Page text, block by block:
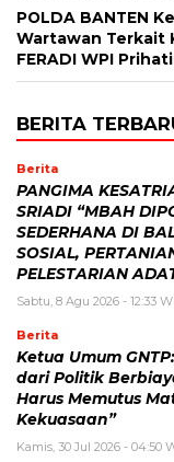
POLDA BANTEN
Wartawan Terkait
FERADI WPI
BERITA
Berita
PANGIMA
SRIADI “MBAH
SEDERHANA DI
SOSIAL,
PELESTARIAN
Sabtu, 8 Agu 2026 - 12:33
Berita
Ketua Umum
dari Politik
Harus Memutus
Kekuasaan”
Kamis, 30 Jul 2026 - 04:50